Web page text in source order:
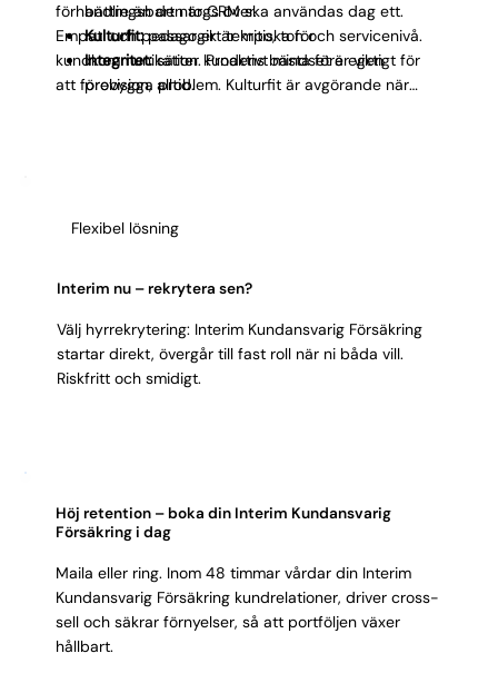
bättre än den togs över.
Kulturfit:passar ert tempo, ton och servicenivå.
Integritet:sätter kundens bästa före egen
provision, alltid.
förhandlingsbart när CRM ska användas dag ett.
Empati och pedagogik är kritiska för
kundkommunikation. Proaktivt mindset är viktigt för
att förebygga problem. Kulturfit är avgörande när
Flexibel lösning
Interim nu – rekrytera sen?
Välj hyrrekrytering: Interim Kundansvarig Försäkring
startar direkt, övergår till fast roll när ni båda vill.
Riskfritt och smidigt.
Höj retention – boka din Interim Kundansvarig
Försäkring i dag
Maila eller ring. Inom 48 timmar vårdar din Interim
Kundansvarig Försäkring kundrelationer, driver cross-
sell och säkrar förnyelser, så att portföljen växer
hållbart.